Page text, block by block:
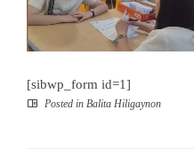
[sibwp_form id=1]
Posted in Balita Hiligaynon